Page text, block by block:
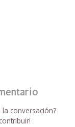
conversación?